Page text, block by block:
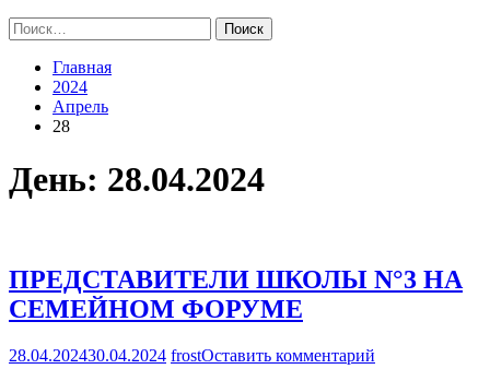
Найти:
Главная
2024
Апрель
28
День: 28.04.2024
ПРЕДСТАВИТЕЛИ ШКОЛЫ N°3 НА
СЕМЕЙНОМ ФОРУМЕ
28.04.202430.04.2024 frostОставить комментарий